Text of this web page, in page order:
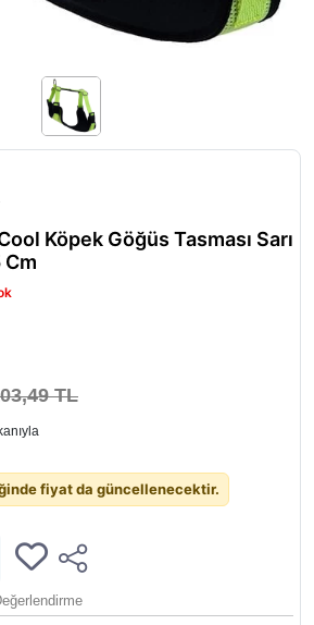
Köpek Göğüs Tasması Sarı
TL
fiyat da güncellenecektir.